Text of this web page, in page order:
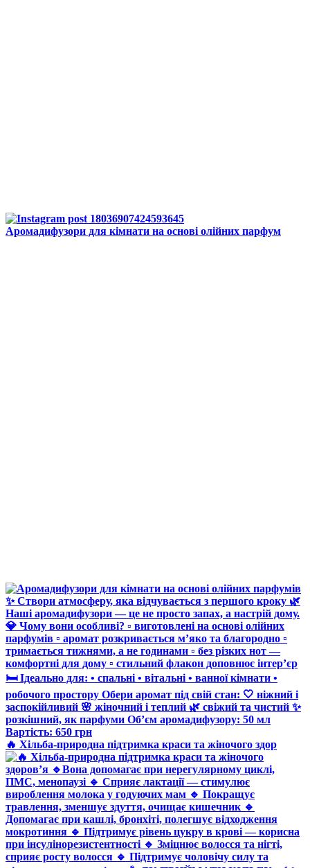
Аромадифузори для кімнати на основі олійних парфум
🔥 Хільба-природна підтримка краси та жіночого здор